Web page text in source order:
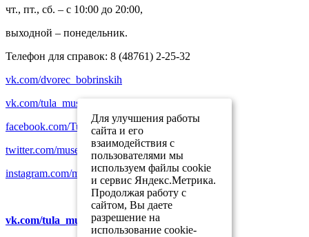
чт., пт., сб. – с 10:00 до 20:00,
выходной – понедельник.
Телефон для справок: 8 (48761) 2-25-32
vk.com/dvorec_bobrinskih
vk.com/tula_museum_association
facebook.com/TulaMuseumAssociation
twitter.com/museum_tula
instagram.com/museum_tula
vk.com/tula_museum_association
Для улучшения работы
сайта и его
взаимодействия с
пользователями мы
используем файлы cookie
и сервис Яндекс.Метрика.
Продолжая работу с
сайтом, Вы даете
разрешение на
использование cookie-